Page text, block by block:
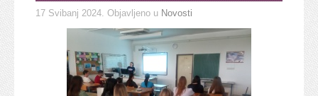
17 Svibanj 2024 . Objavljeno u Novosti